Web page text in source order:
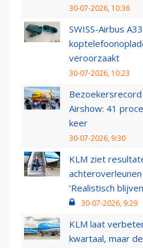
30-07-2026, 10:36
SWISS-Airbus
veroorzaakt
30-07-2026, 10:23
Airshow: 41
keer
30-07-2026, 9:30
KLM ziet
‘Realistisch
30-07-2026, 9:29
KLM laat
kwartaal, maar